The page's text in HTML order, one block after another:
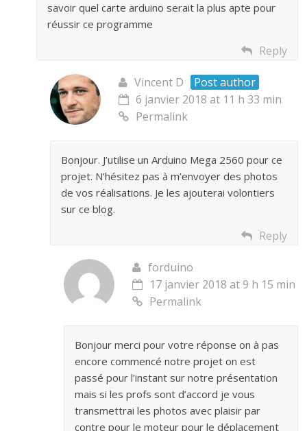
savoir quel carte arduino serait la plus apte pour
réussir ce programme
Reply
Vincent D
Post author
6 janvier 2018 at 11 h 33 min
Permalink
Bonjour. J’utilise un Arduino Mega 2560 pour ce
projet. N’hésitez pas à m’envoyer des photos
de vos réalisations. Je les ajouterai volontiers
sur ce blog.
Reply
forduino
17 janvier 2018 at 9 h 15 min
Permalink
Bonjour merci pour votre réponse on à pas
encore commencé notre projet on est
passé pour l’instant sur notre présentation
mais si les profs sont d’accord je vous
transmettrai les photos avec plaisir par
contre pour le moteur pour le déplacement